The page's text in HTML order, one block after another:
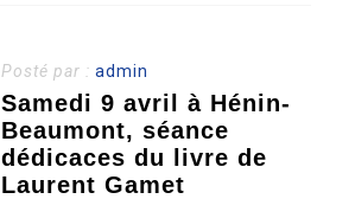
Posté par :admin
Samedi 9 avril à Hénin-
Beaumont, séance
dédicaces du livre de
Laurent Gamet